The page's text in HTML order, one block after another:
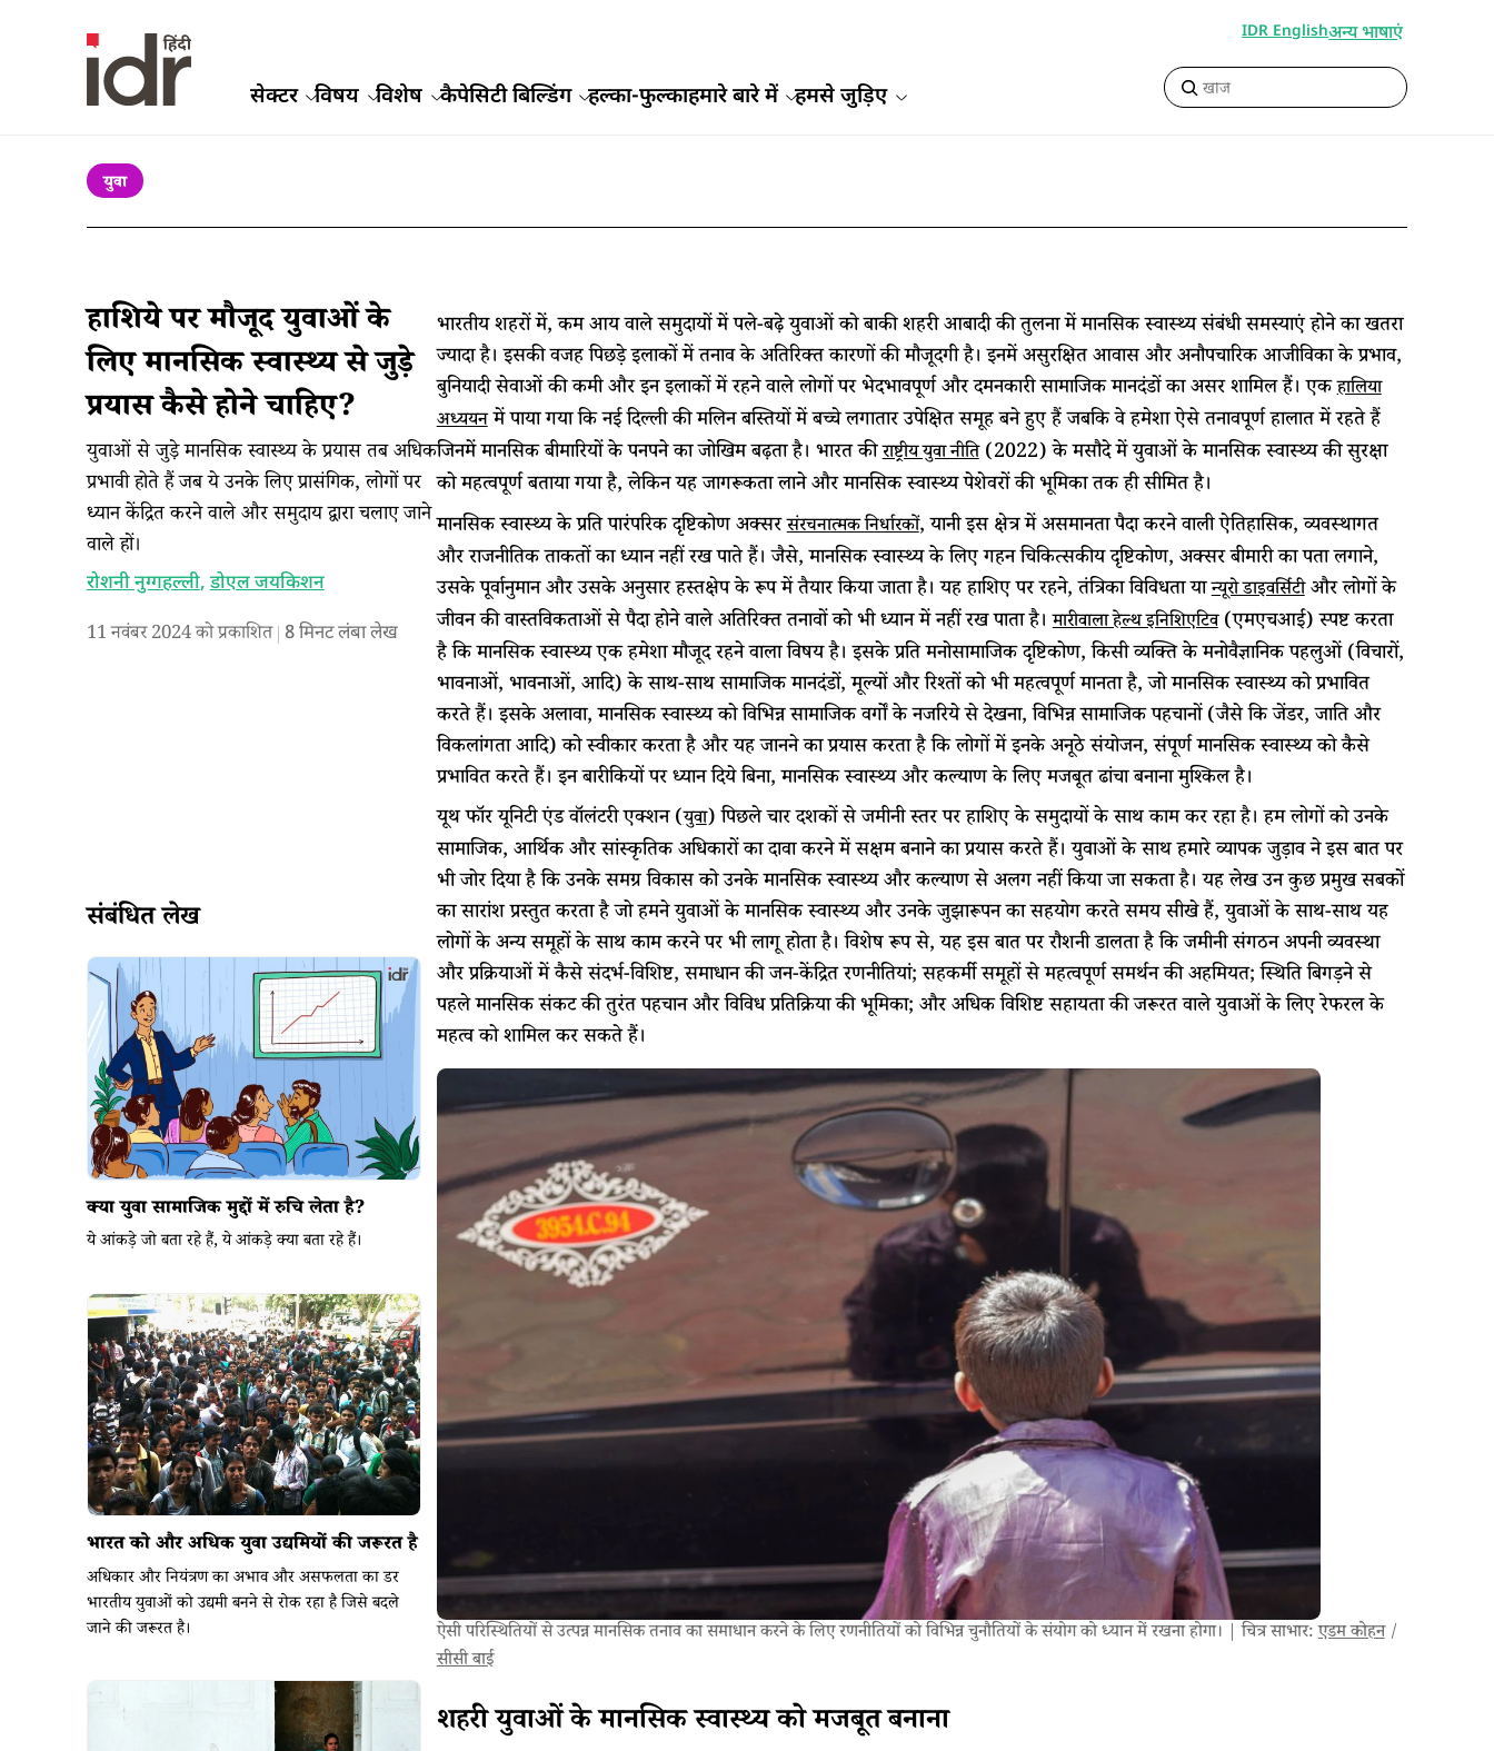
सेक्टर विषय विशेष कैपेसिटी बिल्डिंग हल्का-फुल्काहमारे बारे में हमसे जुड़िए
IDR Englishअन्य भाषाएं
युवा
हाशिये पर मौजूद युवाओं के
लिए मानसिक स्वास्थ्य से जुड़े
प्रयास कैसे होने चाहिए?
युवाओं से जुड़े मानसिक स्वास्थ्य के प्रयास तब अधिक
प्रभावी होते हैं जब ये उनके लिए प्रासंगिक, लोगों पर
ध्यान केंद्रित करने वाले और समुदाय द्वारा चलाए जाने
वाले हों।
रोशनी नुग्गहल्ली,डोएल जयकिशन
11 नवंबर 2024 को प्रकाशित 8मिनट लंबा लेख
संबंधित लेख
क्या युवा सामाजिक मुद्दों में रुचि लेता है?
ये आंकड़े जो बता रहे हैं, ये आंकड़े क्या बता रहे हैं।
भारत को और अधिक युवा उद्यमियों की जरूरत है
अधिकार और नियंत्रण का अभाव और असफलता का डर
भारतीय युवाओं को उद्यमी बनने से रोक रहा है जिसे बदले
जाने की जरूरत है।
भारतीय शहरों में, कम आय वाले समुदायों में पले-बढ़े युवाओं को बाकी शहरी आबादी की तुलना में मानसिक स्वास्थ्य संबंधी समस्याएं होने का खतरा
ज्यादा है। इसकी वजह पिछड़े इलाकों में तनाव के अतिरिक्त कारणों की मौजूदगी है। इनमें असुरक्षित आवास और अनौपचारिक आजीविका के प्रभाव,
बुनियादी सेवाओं की कमी और इन इलाकों में रहने वाले लोगों पर भेदभावपूर्ण और दमनकारी सामाजिक मानदंडों का असर शामिल हैं। एकहालिया
अध्ययनमें पाया गया कि नई दिल्ली की मलिन बस्तियों में बच्चे लगातार उपेक्षित समूह बने हुए हैं जबकि वे हमेशा ऐसे तनावपूर्ण हालात में रहते हैं
जिनमें मानसिक बीमारियों के पनपने का जोखिम बढ़ता है। भारत कीराष्ट्रीय युवा नीति(2022) के मसौदे में युवाओं के मानसिक स्वास्थ्य की सुरक्षा
को महत्वपूर्ण बताया गया है, लेकिन यह जागरूकता लाने और मानसिक स्वास्थ्य पेशेवरों की भूमिका तक ही सीमित है।
मानसिक स्वास्थ्य के प्रति पारंपरिक दृष्टिकोण अक्सरसंरचनात्मक निर्धारकों, यानी इस क्षेत्र में असमानता पैदा करने वाली ऐतिहासिक, व्यवस्थागत
और राजनीतिक ताकतों का ध्यान नहीं रख पाते हैं। जैसे, मानसिक स्वास्थ्य के लिए गहन चिकित्सकीय दृष्टिकोण, अक्सर बीमारी का पता लगाने,
उसके पूर्वानुमान और उसके अनुसार हस्तक्षेप के रूप में तैयार किया जाता है। यह हाशिए पर रहने, तंत्रिका विविधता यान्यूरो डाइवर्सिटीऔर लोगों के
जीवन की वास्तविकताओं से पैदा होने वाले अतिरिक्त तनावों को भी ध्यान में नहीं रख पाता है।मारीवाला हेल्थ इनिशिएटिव(एमएचआई) स्पष्ट करता
है कि मानसिक स्वास्थ्य एक हमेशा मौजूद रहने वाला विषय है। इसके प्रति मनोसामाजिक दृष्टिकोण, किसी व्यक्ति के मनोवैज्ञानिक पहलुओं (विचारों,
भावनाओं, भावनाओं, आदि) के साथ-साथ सामाजिक मानदंडों, मूल्यों और रिश्तों को भी महत्वपूर्ण मानता है, जो मानसिक स्वास्थ्य को प्रभावित
करते हैं। इसके अलावा, मानसिक स्वास्थ्य को विभिन्न सामाजिक वर्गों के नजरिये से देखना, विभिन्न सामाजिक पहचानों (जैसे कि जेंडर, जाति और
विकलांगता आदि) को स्वीकार करता है और यह जानने का प्रयास करता है कि लोगों में इनके अनूठे संयोजन, संपूर्ण मानसिक स्वास्थ्य को कैसे
प्रभावित करते हैं। इन बारीकियों पर ध्यान दिये बिना, मानसिक स्वास्थ्य और कल्याण के लिए मजबूत ढांचा बनाना मुश्किल है।
यूथ फॉर यूनिटी एंड वॉलंटरी एक्शन (युवा) पिछले चार दशकों से जमीनी स्तर पर हाशिए के समुदायों के साथ काम कर रहा है। हम लोगों को उनके
सामाजिक, आर्थिक और सांस्कृतिक अधिकारों का दावा करने में सक्षम बनाने का प्रयास करते हैं। युवाओं के साथ हमारे व्यापक जुड़ाव ने इस बात पर
भी जोर दिया है कि उनके समग्र विकास को उनके मानसिक स्वास्थ्य और कल्याण से अलग नहीं किया जा सकता है। यह लेख उन कुछ प्रमुख सबकों
का सारांश प्रस्तुत करता है जो हमने युवाओं के मानसिक स्वास्थ्य और उनके जुझारूपन का सहयोग करते समय सीखे हैं, युवाओं के साथ-साथ यह
लोगों के अन्य समूहों के साथ काम करने पर भी लागू होता है। विशेष रूप से, यह इस बात पर रौशनी डालता है कि जमीनी संगठन अपनी व्यवस्था
और प्रक्रियाओं में कैसे संदर्भ-विशिष्ट, समाधान की जन-केंद्रित रणनीतियां; सहकर्मी समूहों से महत्वपूर्ण समर्थन की अहमियत; स्थिति बिगड़ने से
पहले मानसिक संकट की तुरंत पहचान और विविध प्रतिक्रिया की भूमिका; और अधिक विशिष्ट सहायता की जरूरत वाले युवाओं के लिए रेफरल के
महत्व को शामिल कर सकते हैं।
ऐसी परिस्थितियों से उत्पन्न मानसिक तनाव का समाधान करने के लिए रणनीतियों को विभिन्न चुनौतियों के संयोग को ध्यान में रखना होगा। | चित्र साभार:एडम कोहन/
सीसी बाई
शहरी युवाओं के मानसिक स्वास्थ्य को मजबूत बनाना